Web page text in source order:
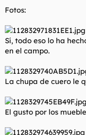
e
a
Fotos:
Sí, todo eso lo ha
en el campo.
La chupa de cuero le
El gusto por los